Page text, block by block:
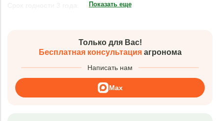
Показать еще
Только для Вас!
Бесплатная консультацияагронома
Написать нам
Max